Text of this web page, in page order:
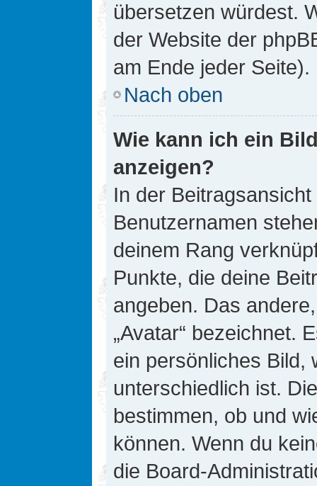
übersetzen würdest.
der Website der
am Ende jeder Seite).
Nach oben
Wie kann ich ein
anzeigen?
In der
Benutzernamen
deinem Rang
Punkte, die deine
angeben. Das
„Avatar“ bezeichnet.
ein persönliches Bild,
unterschiedlich ist.
bestimmen, ob und
können. Wenn du
die Board-